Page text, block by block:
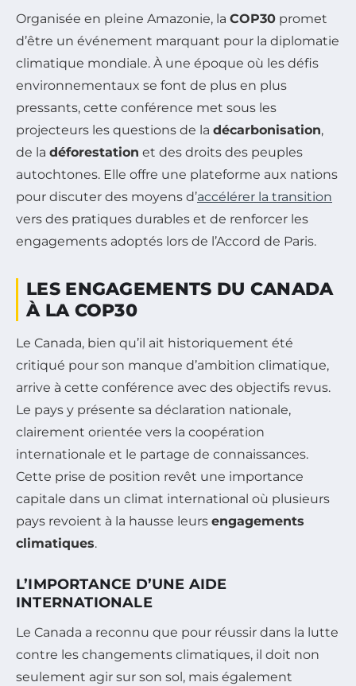
Organisée en pleine Amazonie, la COP30 promet
d’être un événement marquant pour la diplomatie
climatique mondiale. À une époque où les défis
environnementaux se font de plus en plus
pressants, cette conférence met sous les
projecteurs les questions de la décarbonisation,
de la déforestation et des droits des peuples
autochtones. Elle offre une plateforme aux nations
pour discuter des moyens d’accélérer la transition
vers des pratiques durables et de renforcer les
engagements adoptés lors de l’Accord de Paris.
LES ENGAGEMENTS DU CANADA
À LA COP30
Le Canada, bien qu’il ait historiquement été
critiqué pour son manque d’ambition climatique,
arrive à cette conférence avec des objectifs revus.
Le pays y présente sa déclaration nationale,
clairement orientée vers la coopération
internationale et le partage de connaissances.
Cette prise de position revêt une importance
capitale dans un climat international où plusieurs
pays revoient à la hausse leurs engagements
climatiques.
L’IMPORTANCE D’UNE AIDE
INTERNATIONALE
Le Canada a reconnu que pour réussir dans la lutte
contre les changements climatiques, il doit non
seulement agir sur son sol, mais également